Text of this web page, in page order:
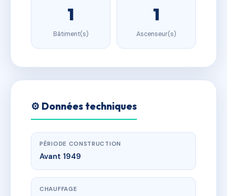
1
Bâtiment(s)
1
Ascenseur(s)
⚙️ Données techniques
PÉRIODE CONSTRUCTION
Avant 1949
CHAUFFAGE